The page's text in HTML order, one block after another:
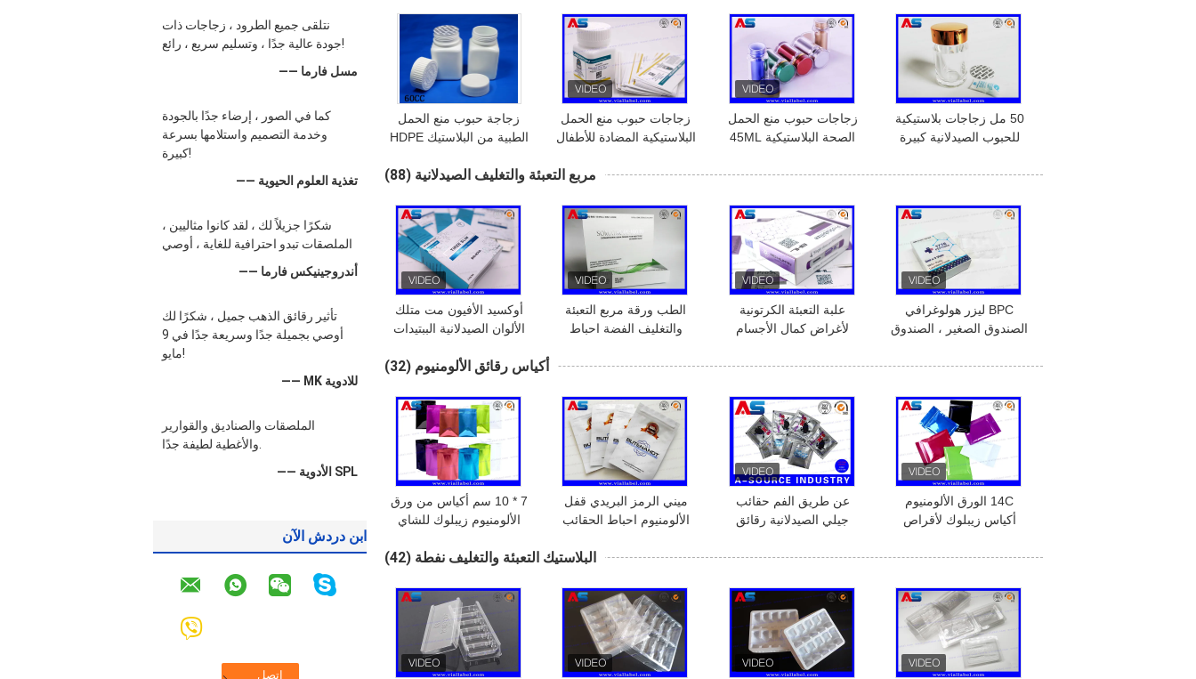
نتلقى جميع الطرود ، زجاجات ذات
جودة عالية جدًا ، وتسليم سريع ، رائع!
—— مسل فارما
كما في الصور ، إرضاء جدًا بالجودة
وخدمة التصميم واستلامها بسرعة
كبيرة!
—— تغذية العلوم الحيوية
شكرًا جزيلاً لك ، لقد كانوا مثاليين ،
الملصقات تبدو احترافية للغاية ، أوصي
—— أندروجينيكس فارما
تأثير رقائق الذهب جميل ، شكرًا لك
أوصي بجميلة جدًا وسريعة جدًا في 9
مايو!
—— MK للادوية
الملصقات والصناديق والقوارير
—— الأدوية SPL
ابن دردش الآن
زجاجة حبوب منع الحمل
الطبية من البلاستيك HDPE
وحماية
زجاجات حبوب منع الحمل
البلاستيكية المضادة للأطفال
للأقراص الشفوية
زجاجات حبوب منع الحمل
الصحة البلاستيكية 45ML
/ حماية ختم الحساسة
50 مل زجاجات بلاستيكية
للحبوب الصيدلانية كبيرة
بلاستيكية شفافة
مربع التعبئة والتغليف الصيدلانية (88)
أوكسيد الأفيون مت متلك
الألوان الصيدلانية الببتيدات
الصحنات ل 2 زجاجات من
الطب ورقة مربع التعبئة
والتغليف الفضة احباط
النمو
علبة التعبئة الكرتونية
لأغراض كمال الأجسام
BPC ليزر هولوغرافي
الصندوق الصغير ، الصندوق
طباعة 3 مل
أكياس رقائق الألومنيوم (32)
7 * 10 سم أكياس من ورق
الألومنيوم زيبلوك للشاي
الغذائي
ميني الرمز البريدي قفل
الألومنيوم احباط الحقائب
تغليف الأدوية اللوحي
عن طريق الفم حقائب
جيلي الصيدلانية رقائق
الطباعة / 4 الجانبين الختم
14C الورق الألومنيوم
أكياس زيبلوك لأقراص
البلاستيك التعبئة والتغليف نفطة (42)